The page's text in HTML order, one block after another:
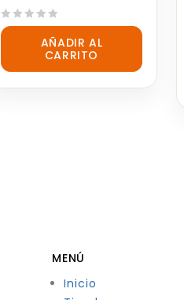
0
5
AÑADIR AL
CARRITO
MENÚ
Inicio